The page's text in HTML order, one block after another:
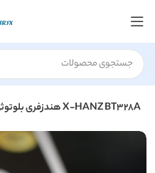
هندزفری بلوتوثی ایکس هانز مدل ایرپاد پرو X-HANZ BT328A